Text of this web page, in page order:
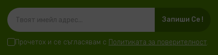
Запиши Се !
Прочетох и се съгласявам с Политиката за поверителност.